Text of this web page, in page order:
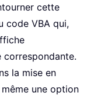
cette
code VBA qui,
correspondante.
la mise en
une option